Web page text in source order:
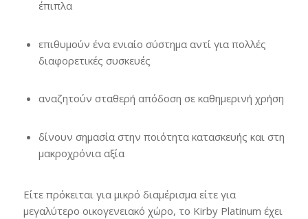
έπιπλα
επιθυμούν ένα ενιαίο σύστημα αντί για πολλές
διαφορετικές συσκευές
αναζητούν σταθερή απόδοση σε καθημερινή χρήση
δίνουν σημασία στην ποιότητα κατασκευής και στη
μακροχρόνια αξία
Είτε πρόκειται για μικρό διαμέρισμα είτε για
μεγαλύτερο οικογενειακό χώρο, το Kirby Platinum έχει